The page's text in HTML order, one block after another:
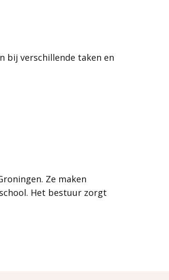
bij verschillende taken en
Ze maken
Het bestuur zorgt